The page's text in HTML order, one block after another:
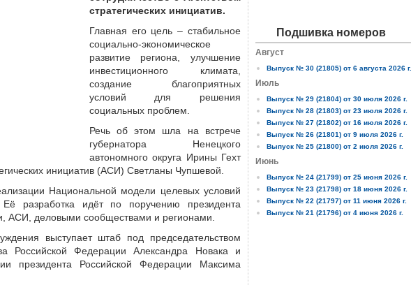
стратегических инициатив.
Главная его цель – стабильное
социально-экономическое
развитие региона, улучшение
инвестиционного климата,
создание благоприятных
условий для решения
социальных проблем.
Речь об этом шла на встрече
губернатора Ненецкого
автономного округа Ирины Гехт
инициатив (АСИ) Светланы Чупшевой.
Национальной модели целевых условий
разработка идёт по поручению президента
АСИ, деловыми сообществами и регионами.
выступает штаб под председательством
Российской Федерации Александра Новака и
президента Российской Федерации Максима
Подшивка номеров
Август
Выпуск № 30 (21805) от 6 августа 2026 г.
Июль
Выпуск № 29 (21804) от 30 июля 2026 г.
Выпуск № 28 (21803) от 23 июля 2026 г.
Выпуск № 27 (21802) от 16 июля 2026 г.
Выпуск № 26 (21801) от 9 июля 2026 г.
Выпуск № 25 (21800) от 2 июля 2026 г.
Июнь
Выпуск № 24 (21799) от 25 июня 2026 г.
Выпуск № 23 (21798) от 18 июня 2026 г.
Выпуск № 22 (21797) от 11 июня 2026 г.
Выпуск № 21 (21796) от 4 июня 2026 г.